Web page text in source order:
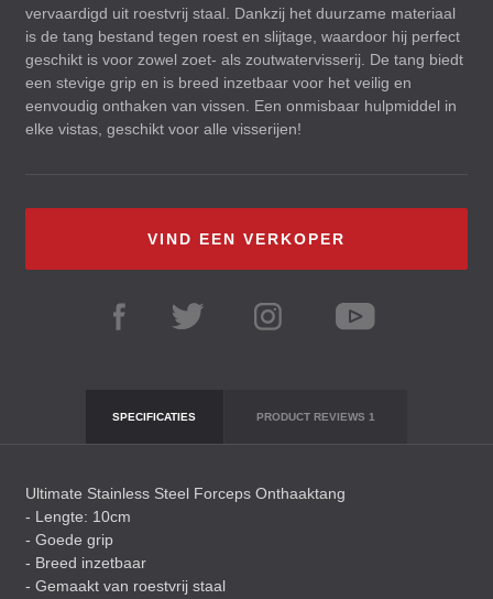
vervaardigd uit roestvrij staal. Dankzij het duurzame materiaal
is de tang bestand tegen roest en slijtage, waardoor hij perfect
geschikt is voor zowel zoet- als zoutwatervisserij. De tang biedt
een stevige grip en is breed inzetbaar voor het veilig en
eenvoudig onthaken van vissen. Een onmisbaar hulpmiddel in
elke vistas, geschikt voor alle visserijen!
VIND EEN VERKOPER
SPECIFICATIES PRODUCT REVIEWS 1
Ultimate Stainless Steel Forceps Onthaaktang
- Lengte: 10cm
- Goede grip
- Breed inzetbaar
- Gemaakt van roestvrij staal